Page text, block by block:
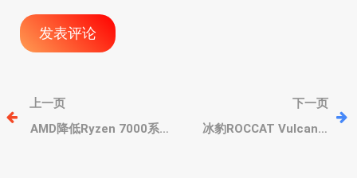
文
章
上一页
AMD降低Ryzen 7000系列
下一页
冰豹ROCCAT Vulcan II